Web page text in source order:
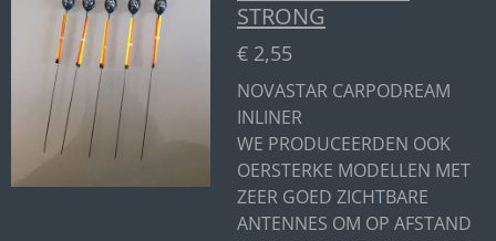
STRONG
€ 2,55
NOVASTAR CARPODREAM
INLINER
WE PRODUCEERDEN OOK
OERSTERKE MODELLEN MET
ZEER GOED ZICHTBARE
ANTENNES OM OP AFSTAND